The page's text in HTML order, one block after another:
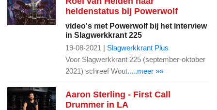
heldenstatus bij Powerwolf
video's met Powerwolf bij het interview
in Slagwerkkrant 225
19-08-2021 | Slagwerkkrant Plus
Voor Slagwerkkrant 225 (september-oktober
2021) schreef Wout.....meer »»
Aaron Sterling - First Call
Drummer in LA